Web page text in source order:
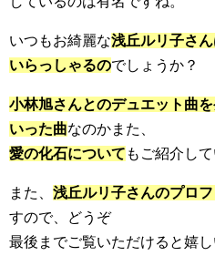
いつもお綺麗な浅丘ルリ子さ
いらっしゃるのでしょうか？
小林旭さんとのデュエット曲
いった曲なのかまた、
愛の化石について もご紹介して
また、 浅丘ルリ子さんのプロ
すので、どうぞ
最後までご覧いただけると嬉し